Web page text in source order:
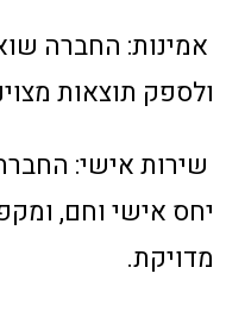
אמינות: החברה
ולספק תוצאות
שירות אישי:
יחס אישי וחם,
מדויקת.